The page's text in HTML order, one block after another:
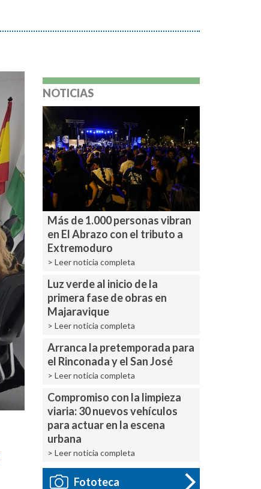
NOTICIAS
Más de 1.000 personas vibran
en El Abrazo con el tributo a
Extremoduro
> Leer noticia completa
Luz verde al inicio de la
primera fase de obras en
Majaravique
> Leer noticia completa
Arranca la pretemporada para
el Rinconada y el San José
> Leer noticia completa
Compromiso con la limpieza
viaria: 30 nuevos vehículos
para actuar en la escena
urbana
> Leer noticia completa
Fototeca